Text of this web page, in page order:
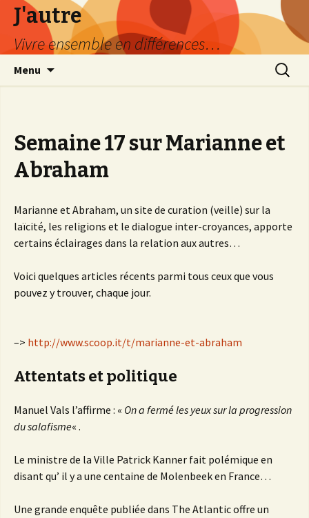
J'autre
Vivre ensemble en différences…
Menu
Semaine 17 sur Marianne et
Abraham
Marianne et Abraham, un site de curation (veille) sur la
laïcité, les religions et le dialogue inter-croyances, apporte
certains éclairages dans la relation aux autres…
Voici quelques articles récents parmi tous ceux que vous
pouvez y trouver, chaque jour.
–> http://www.scoop.it/t/marianne-et-abraham
Attentats et politique
Manuel Vals l’affirme : « On a fermé les yeux sur la progression
du salafisme« .
Le ministre de la Ville Patrick Kanner fait polémique en
disant qu’ il y a une centaine de Molenbeek en France…
Une grande enquête publiée dans The Atlantic offre un